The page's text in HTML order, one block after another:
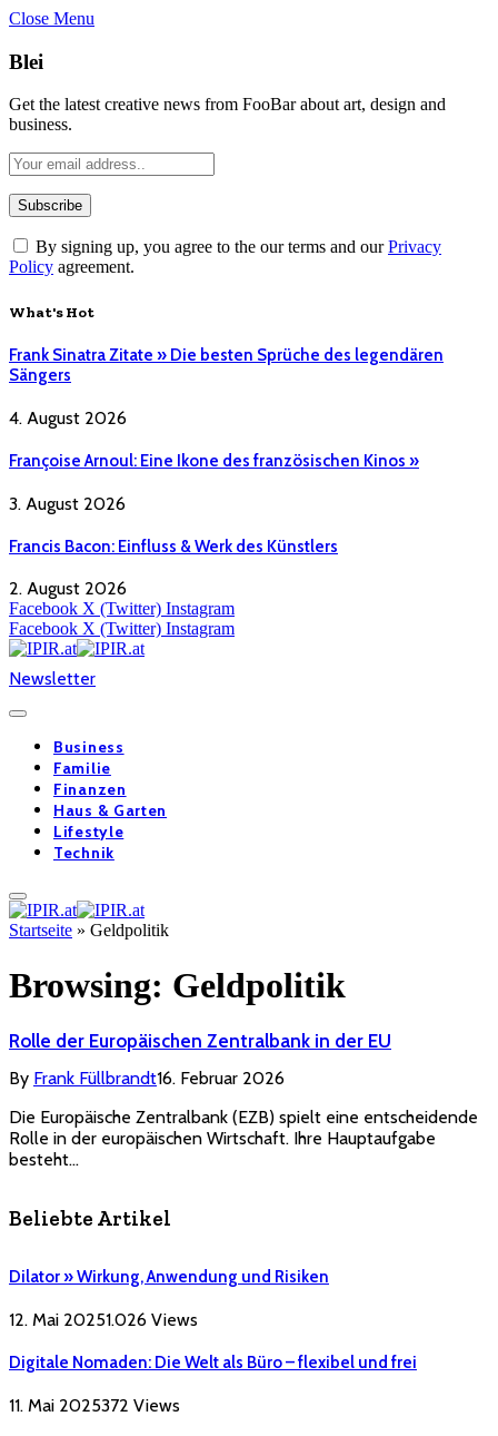
Close Menu
Blei
Get the latest creative news from FooBar about art, design and
business.
By signing up, you agree to the our terms and ourPrivacy
Policy agreement.
What's Hot
Frank Sinatra Zitate » Die besten Sprüche des legendären
Sängers
4. August 2026
Françoise Arnoul: Eine Ikone des französischen Kinos »
3. August 2026
Francis Bacon: Einfluss & Werk des Künstlers
2. August 2026
Facebook X (Twitter) Instagram
Facebook X (Twitter) Instagram
Newsletter
Business
Familie
Finanzen
Haus & Garten
Lifestyle
Technik
Startseite » Geldpolitik
Browsing: Geldpolitik
Rolle der Europäischen Zentralbank in der EU
By Frank Füllbrandt16. Februar 2026
Die Europäische Zentralbank (EZB) spielt eine entscheidende
Rolle in der europäischen Wirtschaft. Ihre Hauptaufgabe
besteht…
Beliebte Artikel
Dilator » Wirkung, Anwendung und Risiken
12. Mai 20251.026 Views
Digitale Nomaden: Die Welt als Büro – flexibel und frei
11. Mai 2025372 Views